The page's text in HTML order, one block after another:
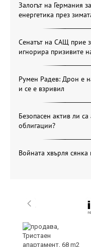
Залогът на Германия
енергетика през
Сенатът на САЩ прие
игнорира призивите
Румен Радев: Дрон е
и се е взривил
Безопасен актив ли
облигации?
Войната хвърля сянка